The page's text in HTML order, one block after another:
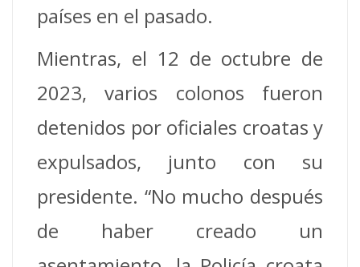
países en el pasado.
Mientras, el 12 de octubre de
2023, varios colonos fueron
detenidos por oficiales croatas y
expulsados, junto con su
presidente. “No mucho después
de haber creado un